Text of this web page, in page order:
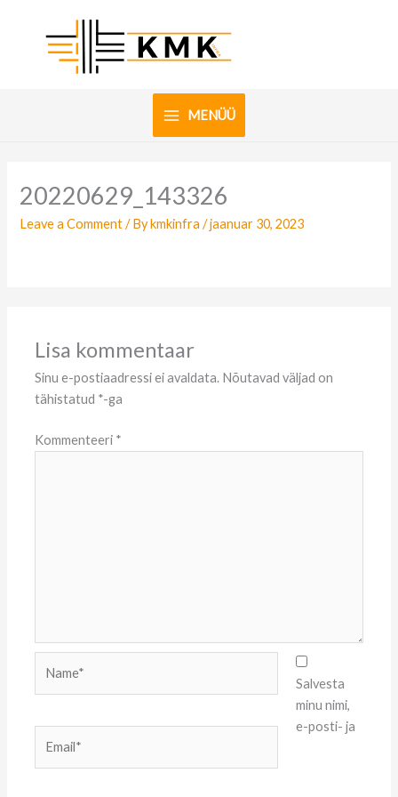
MENÜÜ
20220629_143326
Leave a Comment / Bykmkinfra/jaanuar 30, 2023
Lisa kommentaar
Sinu e-postiaadressi ei avaldata. Nõutavad väljad on
tähistatud *-ga
Kommenteeri *
Salvesta
minu nimi,
e-posti- ja